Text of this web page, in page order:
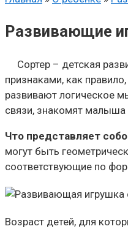
Развивающие
Сортер – детская
признаками, как
развивают логическое
связи, знакомят
Что представляет
могут быть
соответствующие по
Возраст детей, для